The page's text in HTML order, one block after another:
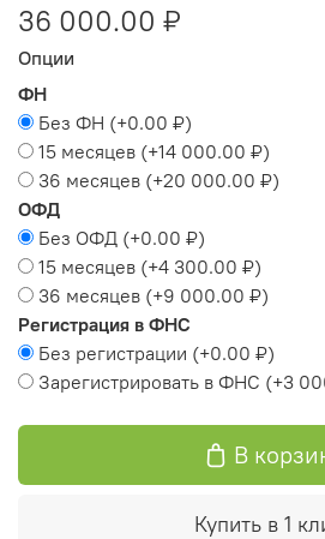
36 000.00 ₽
Опции
ФН
Без ФН (+0.00 ₽)
15 месяцев (+14 000.00 ₽)
36 месяцев (+20 000.00 ₽)
ОФД
Без ОФД (+0.00 ₽)
15 месяцев (+4 300.00 ₽)
36 месяцев (+9 000.00 ₽)
Регистрация в ФНС
Без регистрации (+0.00 ₽)
Зарегистрировать в ФНС (+3
В
Купить в 1